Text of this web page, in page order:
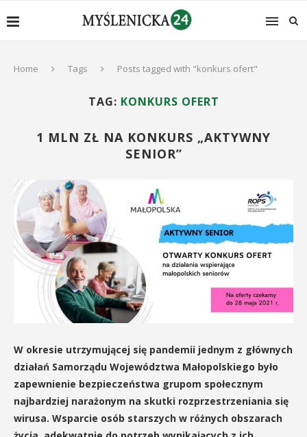
Home Tags Posts tagged with "konkurs ofert"
TAG: KONKURS OFERT
1 MLN ZŁ NA KONKURS „AKTYWNY
SENIOR”
W okresie utrzymującej się pandemii jednym z głównych
działań Samorządu Województwa Małopolskiego było
zapewnienie bezpieczeństwa grupom społecznym
najbardziej narażonym na skutki rozprzestrzeniania się
wirusa. Wsparcie osób starszych w różnych obszarach